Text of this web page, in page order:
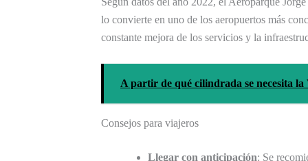
lo convierte en uno de los aeropuertos más
constante mejora de los servicios y la
A partir de qué cilindrada se necesita
Consejos para viajeros
Llegar con anticipación: Se